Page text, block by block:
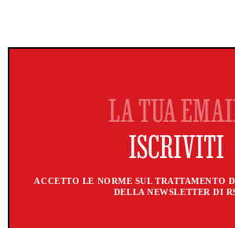
ACCETTO LE NORME SUL TRATTAMENTO
DELLA NEWSLETTER DI